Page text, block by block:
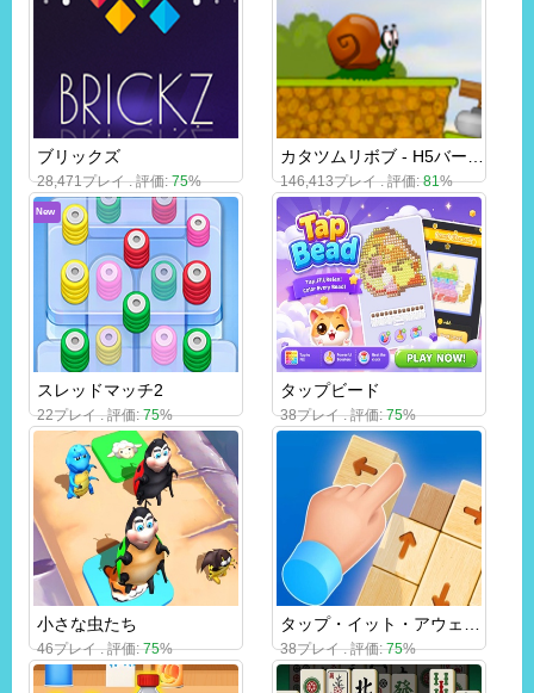
ブリックズ
28,471プレイ . 評価:75% 146,413プレイ . 評価:81%
New
スレッドマッチ2
22プレイ . 評価:75%
タップビード
38プレイ . 評価:75%
小さな虫たち
46プレイ . 評価:75% 38プレイ . 評価:75%